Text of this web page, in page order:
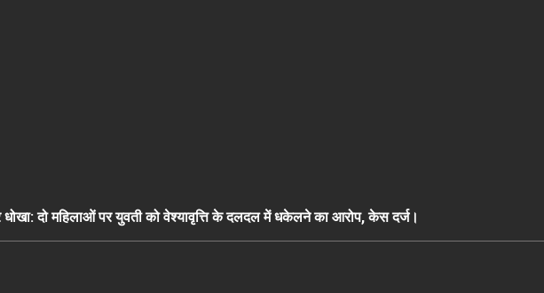
धोखा: दो महिलाओं पर युवती को वेश्यावृत्ति के दलदल में धकेलने का आरोप, केस दर्ज।